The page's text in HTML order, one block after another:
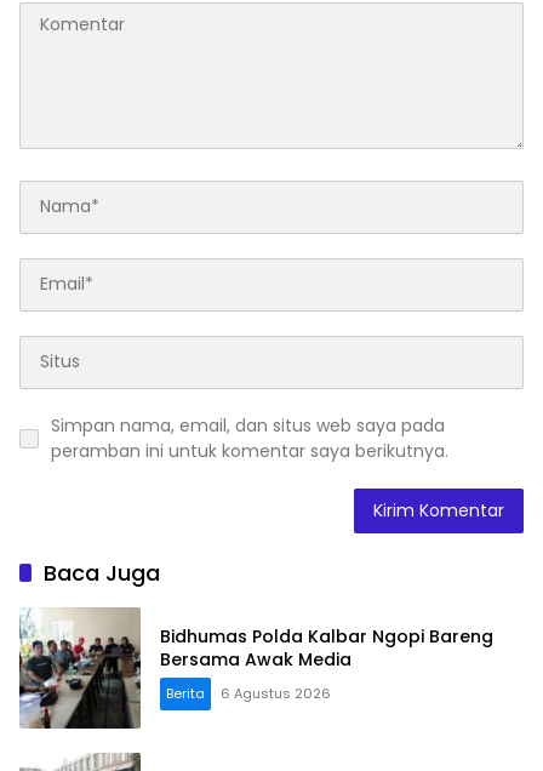
Simpan nama, email, dan situs web saya pada
peramban ini untuk komentar saya berikutnya.
Baca Juga
Bidhumas Polda Kalbar Ngopi Bareng
Bersama Awak Media
Berita 6 Agustus 2026